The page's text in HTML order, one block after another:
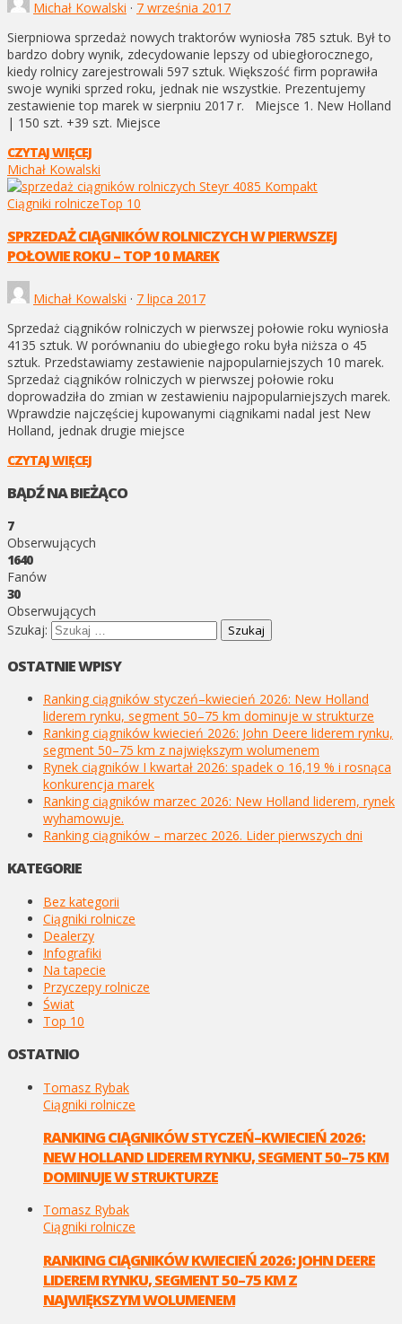
Michał Kowalski · 7 września 2017
Sierpniowa sprzedaż nowych traktorów wyniosła 785 sztuk. Był to
bardzo dobry wynik, zdecydowanie lepszy od ubiegłorocznego,
kiedy rolnicy zarejestrowali 597 sztuk. Większość firm poprawiła
swoje wyniki sprzed roku, jednak nie wszystkie. Prezentujemy
zestawienie top marek w sierpniu 2017 r. Miejsce 1. New Holland
| 150 szt. +39 szt. Miejsce
CZYTAJ WIĘCEJ
Michał Kowalski
Ciągniki rolniczeTop 10
SPRZEDAŻ CIĄGNIKÓW ROLNICZYCH W PIERWSZEJ
POŁOWIE ROKU – TOP 10 MAREK
Michał Kowalski · 7 lipca 2017
Sprzedaż ciągników rolniczych w pierwszej połowie roku wyniosła
4135 sztuk. W porównaniu do ubiegłego roku była niższa o 45
sztuk. Przedstawiamy zestawienie najpopularniejszych 10 marek.
Sprzedaż ciągników rolniczych w pierwszej połowie roku
doprowadziła do zmian w zestawieniu najpopularniejszych marek.
Wprawdzie najczęściej kupowanymi ciągnikami nadal jest New
Holland, jednak drugie miejsce
CZYTAJ WIĘCEJ
BĄDŹ NA BIEŻĄCO
7
Obserwujących
1640
Fanów
30
Obserwujących
Szukaj:
OSTATNIE WPISY
Ranking ciągników styczeń–kwiecień 2026: New Holland
liderem rynku, segment 50–75 km dominuje w strukturze
Ranking ciągników kwiecień 2026: John Deere liderem rynku,
segment 50–75 km z największym wolumenem
Rynek ciągników I kwartał 2026: spadek o 16,19 % i rosnąca
konkurencja marek
Ranking ciągników marzec 2026: New Holland liderem, rynek
wyhamowuje.
Ranking ciągników – marzec 2026. Lider pierwszych dni
KATEGORIE
Bez kategorii
Ciągniki rolnicze
Dealerzy
Infografiki
Na tapecie
Przyczepy rolnicze
Świat
Top 10
OSTATNIO
Tomasz Rybak
Ciągniki rolnicze
RANKING CIĄGNIKÓW STYCZEŃ–KWIECIEŃ 2026:
NEW HOLLAND LIDEREM RYNKU, SEGMENT 50–75 KM
DOMINUJE W STRUKTURZE
Tomasz Rybak
Ciągniki rolnicze
RANKING CIĄGNIKÓW KWIECIEŃ 2026: JOHN DEERE
LIDEREM RYNKU, SEGMENT 50–75 KM Z
NAJWIĘKSZYM WOLUMENEM